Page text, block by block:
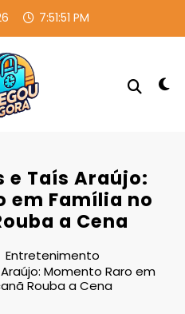
7:51:52 PM
e Taís Araújo:
em Família no
a Cena
Entretenimento
Momento Raro em
Rouba a Cena